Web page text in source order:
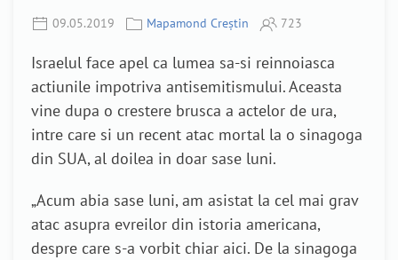
09.05.2019 Mapamond Creștin 723
Israelul face apel ca lumea sa-si reinnoiasca
actiunile impotriva antisemitismului. Aceasta
vine dupa o crestere brusca a actelor de ura,
intre care si un recent atac mortal la o sinagoga
din SUA, al doilea in doar sase luni.
„Acum abia sase luni, am asistat la cel mai grav
atac asupra evreilor din istoria americana,
despre care s-a vorbit chiar aici. De la sinagoga